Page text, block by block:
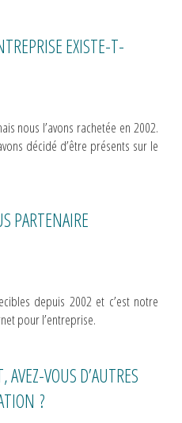
EXISTE-T-
nous l’avons rachetée en 2002.
décidé d’être présents sur le
PARTENAIRE
depuis 2002 et c’est notre
pour l’entreprise.
VOUS D’AUTRES
?